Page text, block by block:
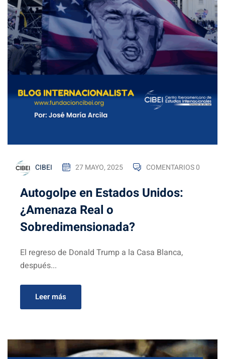
CIBEI 27 MAYO, 2025 COMENTARIOS 0
Autogolpe en Estados Unidos:
¿Amenaza Real o
Sobredimensionada?
El regreso de Donald Trump a la Casa Blanca,
después...
Leer más